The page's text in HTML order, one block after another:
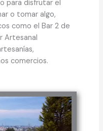
para disfrutar el
o tomar algo,
como el Bar 2 de
Artesanal
comercios.